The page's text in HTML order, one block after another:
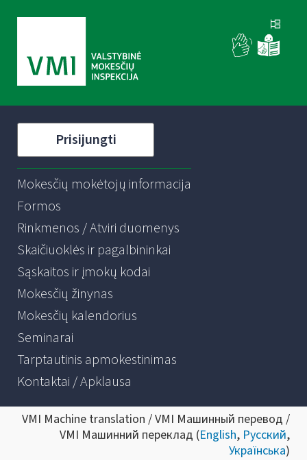
Prisijungti
Mokesčių mokėtojų informacija
Formos
Rinkmenos / Atviri duomenys
Skaičiuoklės ir pagalbininkai
Sąskaitos ir įmokų kodai
Mokesčių žinynas
Mokesčių kalendorius
Seminarai
Tarptautinis apmokestinimas
Kontaktai / Apklausa
VMI Machine translation / VMI Машинный перевод /
VMI Машинний переклад (English, Русский,
Українська)